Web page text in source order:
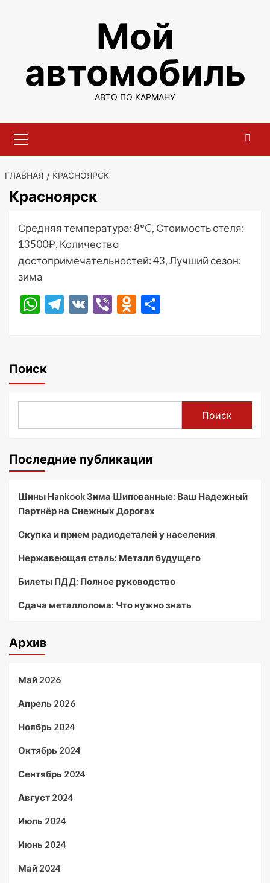
Мой
автомобиль
АВТО ПО КАРМАНУ
меню
ГЛАВНАЯ КРАСНОЯРСК
Красноярск
Средняя температура: 8°C, Стоимость отеля:
13500₽, Количество
достопримечательностей: 43, Лучший сезон:
зима
WhatsApp
Telegram
VK ViberOdnoklassniki
Поиск
Поиск
Последние публикации
Шины Hankook Зима Шипованные: Ваш Надежный
Партнёр на Снежных Дорогах
Скупка и прием радиодеталей у населения
Нержавеющая сталь: Металл будущего
Билеты ПДД: Полное руководство
Сдача металлолома: Что нужно знать
Архив
Май 2026
Апрель 2026
Ноябрь 2024
Октябрь 2024
Сентябрь 2024
Август 2024
Июль 2024
Июнь 2024
Май 2024